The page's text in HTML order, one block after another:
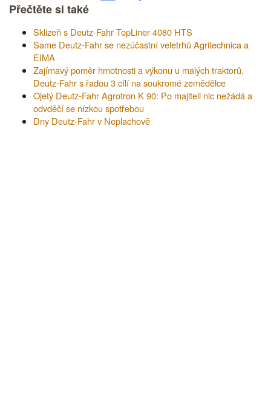
Přečtěte si také
Sklizeň s Deutz-Fahr TopLiner 4080 HTS
Same Deutz-Fahr se nezúčastní veletrhů Agritechnica a
EIMA
Zajímavý poměr hmotnosti a výkonu u malých traktorů.
Deutz-Fahr s řadou 3 cílí na soukromé zemědělce
Ojetý Deutz-Fahr Agrotron K 90: Po majiteli nic nežádá a
odvděčí se nízkou spotřebou
Dny Deutz-Fahr v Neplachově